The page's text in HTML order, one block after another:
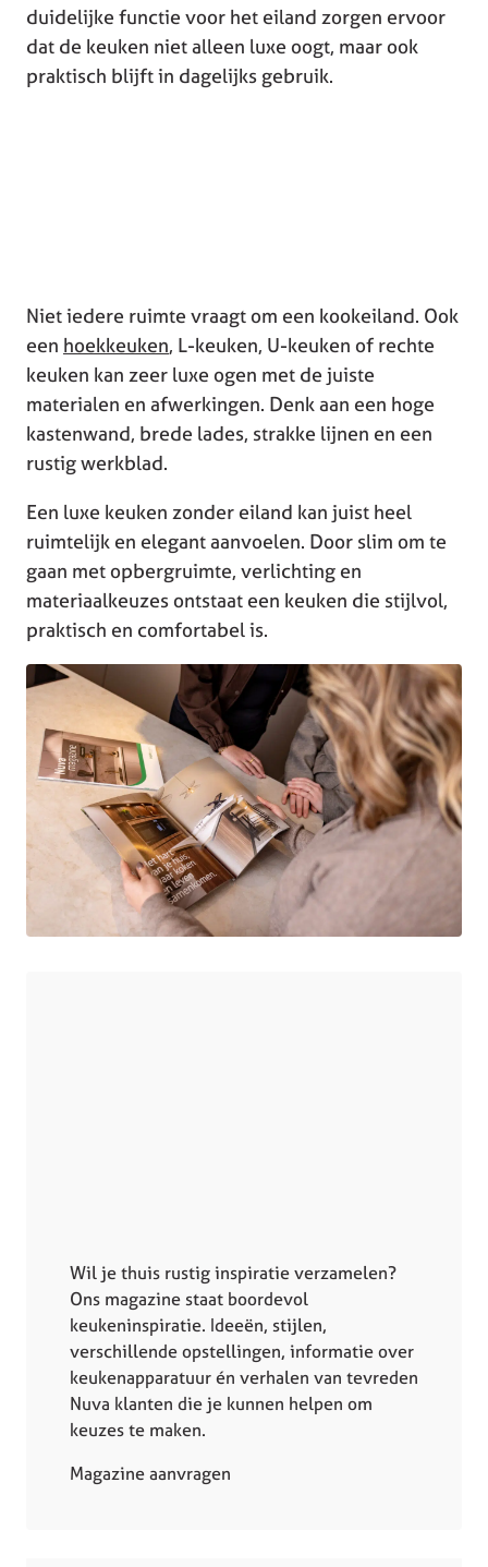
duidelijke functie voor het eiland zorgen ervoor
dat de keuken niet alleen luxe oogt, maar ook
praktisch blijft in dagelijks gebruik.
Niet iedere ruimte vraagt om een kookeiland. Ook
een hoekkeuken, L-keuken, U-keuken of rechte
keuken kan zeer luxe ogen met de juiste
materialen en afwerkingen. Denk aan een hoge
kastenwand, brede lades, strakke lijnen en een
rustig werkblad.
Een luxe keuken zonder eiland kan juist heel
ruimtelijk en elegant aanvoelen. Door slim om te
gaan met opbergruimte, verlichting en
materiaalkeuzes ontstaat een keuken die stijlvol,
praktisch en comfortabel is.
Wil je thuis rustig inspiratie verzamelen?
Ons magazine staat boordevol
keukeninspiratie. Ideeën, stijlen,
verschillende opstellingen, informatie over
keukenapparatuur én verhalen van tevreden
Nuva klanten die je kunnen helpen om
keuzes te maken.
Magazine aanvragen